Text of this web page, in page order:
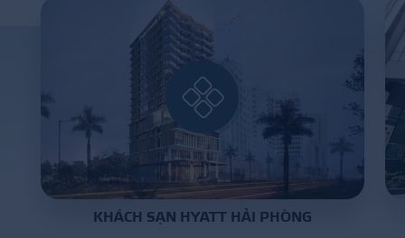
DỰ
KÊNH PHÂN
THƯ
KHÁCH SẠN HYATT HẢI PHÒNG